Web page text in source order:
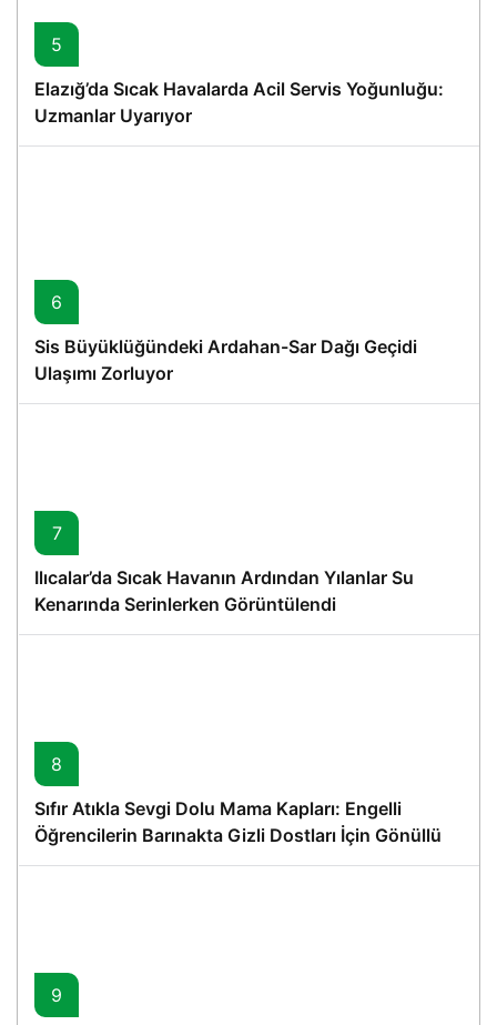
5
Elazığ’da Sıcak Havalarda Acil Servis Yoğunluğu:
Uzmanlar Uyarıyor
6
Sis Büyüklüğündeki Ardahan-Sar Dağı Geçidi
Ulaşımı Zorluyor
7
Ilıcalar’da Sıcak Havanın Ardından Yılanlar Su
Kenarında Serinlerken Görüntülendi
8
Sıfır Atıkla Sevgi Dolu Mama Kapları: Engelli
Öğrencilerin Barınakta Gizli Dostları İçin Gönüllü
Proje
9